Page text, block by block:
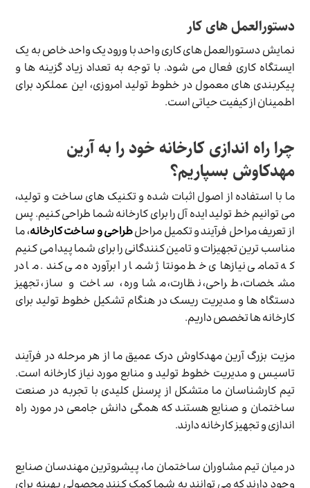
دستورالعمل های کار
نمایش دستورالعمل های کاری واحد با ورود یک واحد خاص به یک
ایستگاه کاری فعال می شود. با توجه به تعداد زیاد گزینه ها و
پیکربندی های معمول در خطوط تولید امروزی، این عملکرد برای
اطمینان از کیفیت حیاتی است.
چرا راه اندازی کارخانه خود را به آرین
مهدکاوش بسپاریم؟
ما با استفاده از اصول اثبات شده و تکنیک های ساخت و تولید،
می توانیم خط تولید ایده آل را برای کارخانه شما طراحی کنیم. پس
از تعریف مراحل فرآیند و تکمیل مراحلطراحی و ساخت کارخانه، ما
مناسب ترین تجهیزات و تامین کنندگانی را برای شما پیدا می کنیم
که تمامی نیازهای خط مونتاژ شما را برآورده می کند. ما در
مشخصات، طراحی، نظارت، مشاوره ، ساخت و ساز ، تجهیز
دستگاه ها و مدیریت ریسک در هنگام تشکیل خطوط تولید برای
کارخانه ها تخصص داریم.
مزیت بزرگ آرین مهدکاوش درک عمیق ما از هر مرحله در فرآیند
تاسیس و مدیریت خطوط تولید و منابع مورد نیاز کارخانه است.
تیم کارشناسان ما متشکل از پرسنل کلیدی با تجربه در صنعت
ساختمان و صنایع هستند که همگی دانش جامعی در مورد راه
اندازی و تجهیز کارخانه دارند.
در میان تیم مشاوران ساختمان ما، پیشروترین مهندسان صنایع